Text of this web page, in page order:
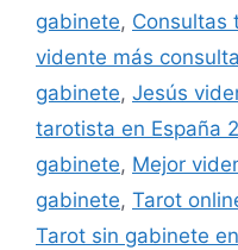
gabinete, Consultas
vidente más
gabinete, Jesús
tarotista en España
gabinete, Mejor
gabinete, Tarot
Tarot sin gabinete